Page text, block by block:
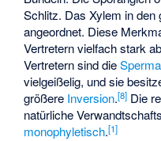
Schlitz. Das Xylem in
angeordnet. Diese
Vertretern vielfach stark
Vertretern sind die
vielgeißelig, und sie
größere Inversion.[8] Die
natürliche
monophyletisch.[1]